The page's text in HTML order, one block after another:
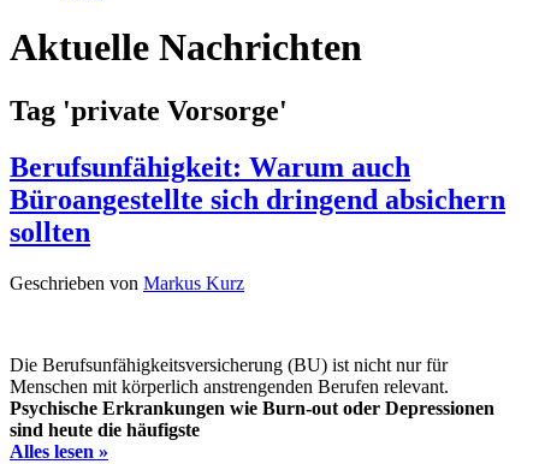
Aktuelle Nachrichten
Tag 'private Vorsorge'
Berufsunfähigkeit: Warum auch
Büroangestellte sich dringend absichern
sollten
Geschrieben von Markus Kurz
Die Berufsunfähigkeitsversicherung (BU) ist nicht nur für
Menschen mit körperlich anstrengenden Berufen relevant.
Psychische Erkrankungen wie Burn-out oder Depressionen
sind heute die häufigste
Alles lesen »